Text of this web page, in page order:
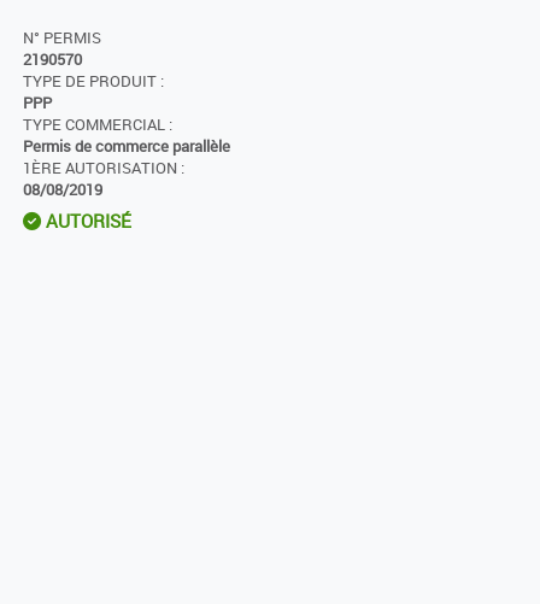
N° PERMIS
2190570
TYPE DE PRODUIT :
PPP
TYPE COMMERCIAL :
Permis de commerce parallèle
1ÈRE AUTORISATION :
08/08/2019
AUTORISÉ